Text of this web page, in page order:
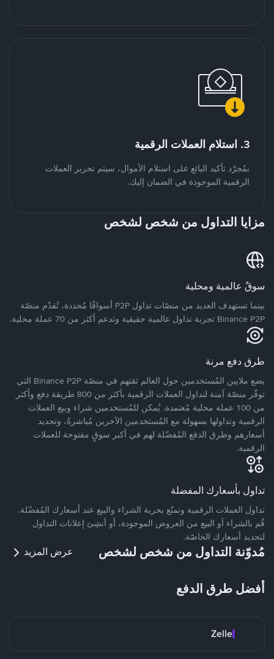
3. استلام العملات الرقمية
بمُجرّد تأكيد البائع على استلام الأموال، سيتم تحرير العملات
الرقمية الموجودة في الضمان إليك.
مزايا التداول من شخص لشخص
سوقٌ عالمية ومحلية
بينما تستهدف العديد من منصّات تداول P2P أسواقًا مُحددة، تُقدّم منصّة
Binance P2P تجربة تداول عالمية حقيقية وتدعم أكثر من 70 عملة محلية.
طرق دفع مرنة
يضع ملايين المُستخدمين حول العالم ثقتهم في منصّة Binance P2P التي
توفّر منصّة آمنة لتداول العملات الرقمية بأكثر من 800 طريقة دفع وأكثر
من 100 عملة محلية مُعتمدة. يُمكن للمُستخدمين شراء وبيع العملات
الرقمية وتداولها بسهولة مع المُستخدمين الآخرين مُباشرةً، وتحديد
أسعارهم وطرق الدفع المُفضّلة لهم في أكبر سوقٍ مفتوحة للعملات
الرقمية.
تداول بأسعارك المفضلة
تداول العملات الرقمية وتمتّع بحرية الشراء والبيع عند أسعارك المُفضّلة.
قُم بالشراء أو البيع من العروض الموجودة، أو أنشِئ إعلانات التداول
لتحديد أسعارك الخاصّة.
مُدوّنة التداول من شخص لشخص عرض المزيد
أفضل طرق الدفع
Zelle